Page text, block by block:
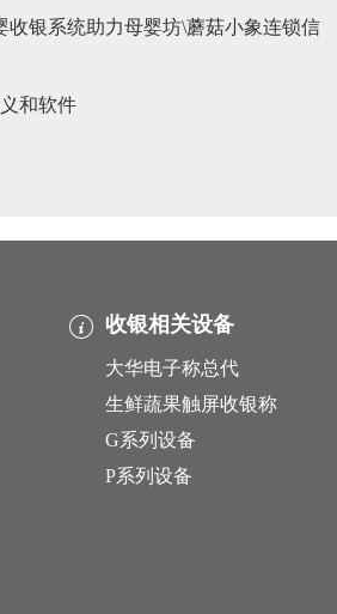
收银系统助力母婴坊\蘑菇小象连锁信
和软件
收银相关设备
大华电子称总代
生鲜蔬果触屏收银称
G系列设备
P系列设备